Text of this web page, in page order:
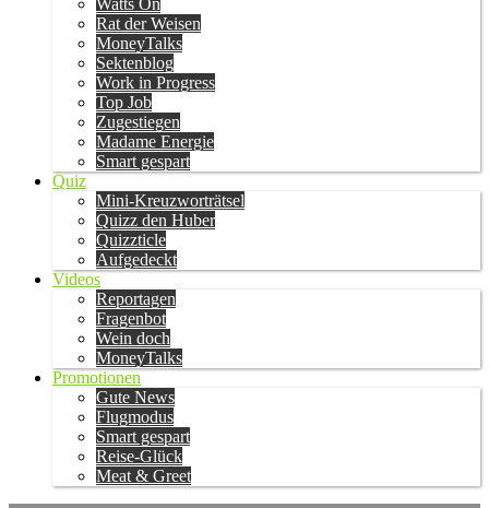
Watts On
Rat der Weisen
MoneyTalks
Sektenblog
Work in Progress
Top Job
Zugestiegen
Madame Energie
Smart gespart
Quiz
Mini-Kreuzworträtsel
Quizz den Huber
Quizzticle
Aufgedeckt
Videos
Reportagen
Fragenbot
Wein doch
MoneyTalks
Promotionen
Gute News
Flugmodus
Smart gespart
Reise-Glück
Meat & Greet